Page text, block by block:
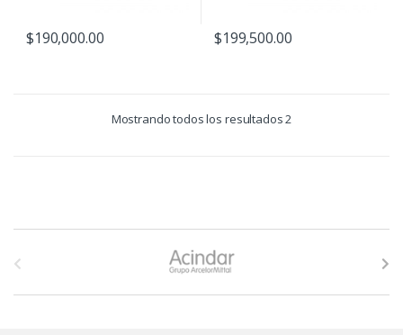
$190,000.00 $199,500.00
Mostrando todos los resultados 2